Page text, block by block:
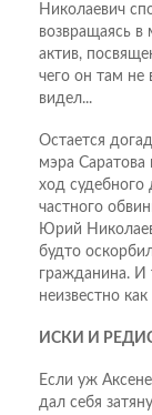
Николаевич
возвращаясь
актив,
чего он там не
видел...
Остается
мэра Саратова
ход судебного
частного
Юрий
будто
гражданина. И
неизвестно
ИСКИ И
Если уж
дал себя